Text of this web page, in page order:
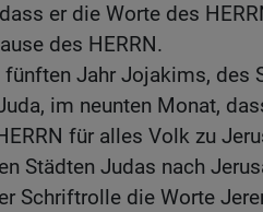
er die Worte des
des HERRN.
Jahr Jojakims, des
im neunten Monat,
für alles Volk zu
Städten Judas nach
Schriftrolle die Worte